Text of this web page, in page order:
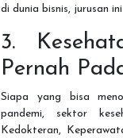
di dunia bisnis, jurusan
3.
Pernah
Siapa yang bisa
pandemi, sektor
Kedokteran,